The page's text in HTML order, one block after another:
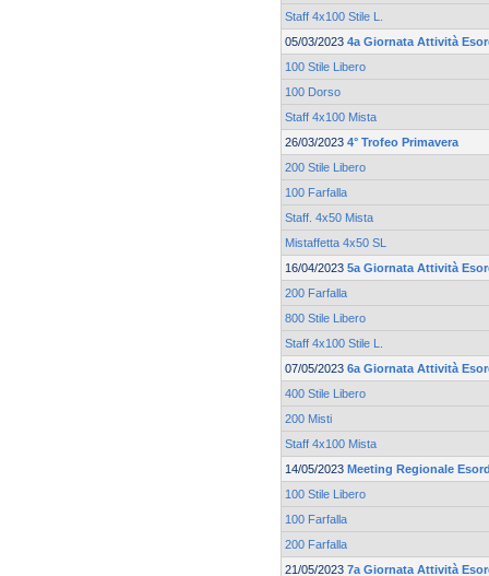
Staff 4x100 Stile L.
05/03/2023 4a Giornata Attività
100 Stile Libero
100 Dorso
Staff 4x100 Mista
26/03/2023 4° Trofeo Primavera
200 Stile Libero
100 Farfalla
Staff. 4x50 Mista
Mistaffetta 4x50 SL
16/04/2023 5a Giornata Attività
200 Farfalla
800 Stile Libero
Staff 4x100 Stile L.
07/05/2023 6a Giornata Attività
400 Stile Libero
200 Misti
Staff 4x100 Mista
14/05/2023 Meeting Regionale
100 Stile Libero
100 Farfalla
200 Farfalla
21/05/2023 7a Giornata Attività